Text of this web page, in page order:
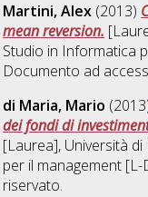
Martini, Alex (2013)
mean reversion.
Studio in Informatica
Documento ad
di Maria, Mario
dei fondi di
[Laurea], Università
per il management
riservato.